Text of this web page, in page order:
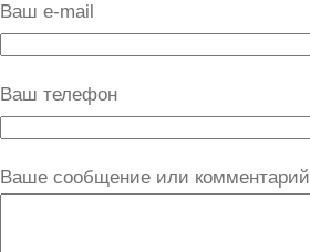
Ваш e-mail
Ваш телефон
Ваше сообщение или комментарий